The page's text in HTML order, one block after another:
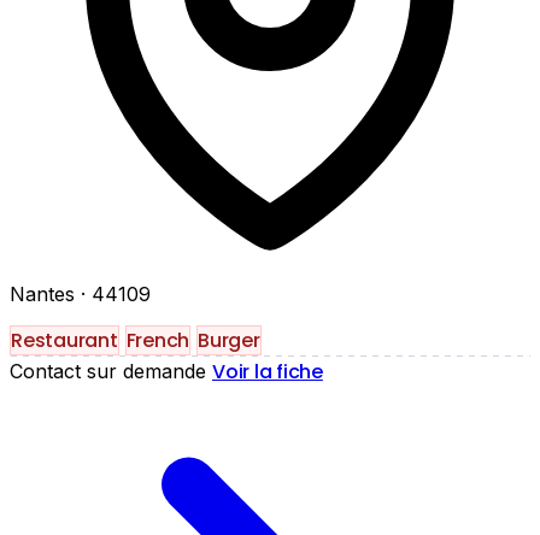
Nantes · 44109
Restaurant French Burger
Contact sur demande Voir la fiche